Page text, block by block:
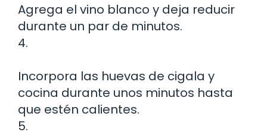
Agrega el vino blanco y deja reducir
durante un par de minutos.
4.
Incorpora las huevas de cigala y
cocina durante unos minutos hasta
que estén calientes.
5.